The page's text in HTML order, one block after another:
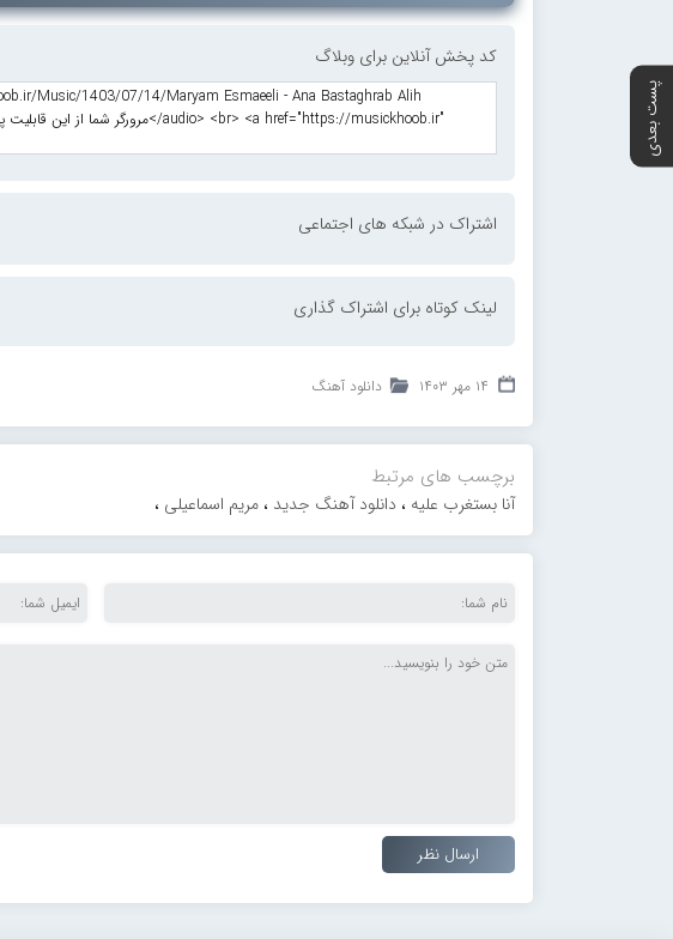
کد پخش آنلاین برای وبلاگ
اشتراک در شبکه های اجتماعی
لینک کوتاه برای اشتراک گذاری
۱۴ مهر ۱۴۰۳ دانلود آهنگ
پست بعدی
برچسب های مرتبط
آنا بستغرب علیه ، دانلود آهنگ جدید ، مریم اسماعیلی ،